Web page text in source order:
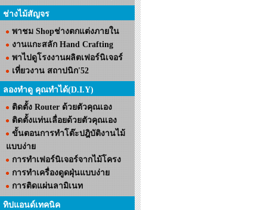
ช่างไม้สัญจร
พาชม Shopช่างตกแต่งภายใน
งานแกะสลัก Hand Crafting
พาไปดูโรงงานผลิตเฟอร์นิเจอร์
เที่ยวงาน สถาปนิก'52
ลองทำดู คุณทำได้(D.I.Y)
ติดตั้ง Router ด้วยตัวคุณเอง
ติดตั้งแท่นเลื่อยด้วยตัวคุณเอง
ขั้นตอนการทำโต๊ะปฎิบัติงานไม้
แบบง่าย
การทำเฟอร์นิเจอร์จากไม้โครง
การทำเครื่องดูดฝุ่นแบบง่าย
การติดแผ่นลามิเนท
ทิปแอนด์เทคนิค